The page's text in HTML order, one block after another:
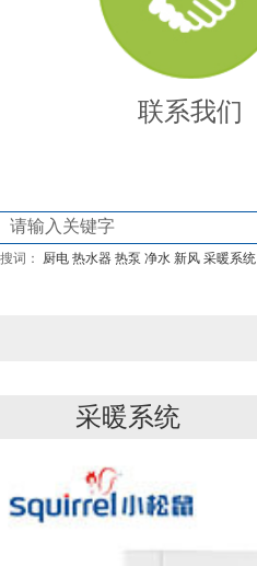
联系我们
词： 厨电 热水器 热泵 净水 新风 采暖系统
采暖系统